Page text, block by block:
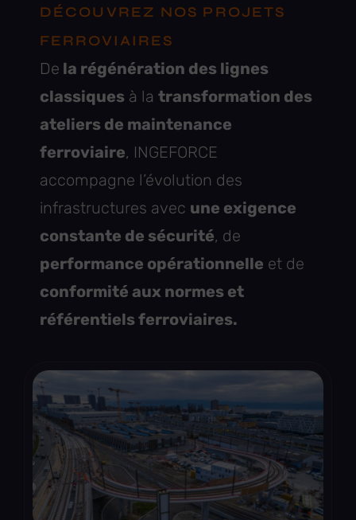
DÉCOUVREZ NOS PROJETS
FERROVIAIRES
De la régénération des lignes
classiques à la transformation des
ateliers de maintenance
ferroviaire, INGEFORCE
accompagne l’évolution des
infrastructures avec une exigence
constante de sécurité, de
performance opérationnelle et de
conformité aux normes et
référentiels ferroviaires.